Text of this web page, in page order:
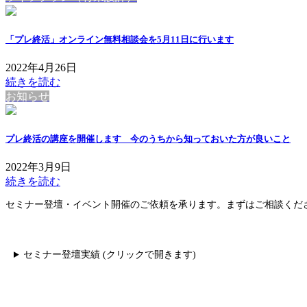
「プレ終活」オンライン無料相談会を5月11日に行います
2022年4月26日
続きを読む
お知らせ
プレ終活の講座を開催します 今のうちから知っておいた方が良いこと
2022年3月9日
続きを読む
セミナー登壇・イベント開催のご依頼を承ります。まずはご相談くだ
セミナー登壇実績 (クリックで開きます)